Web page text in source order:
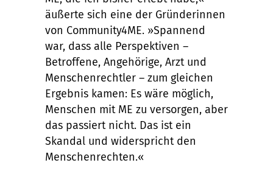
äußerte sich eine der Gründerinnen
von Community4ME. »Spannend
war, dass alle Perspektiven –
Betroffene, Angehörige, Arzt und
Menschenrechtler – zum gleichen
Ergebnis kamen: Es wäre möglich,
Menschen mit ME zu versorgen, aber
das passiert nicht. Das ist ein
Skandal und widerspricht den
Menschenrechten.«